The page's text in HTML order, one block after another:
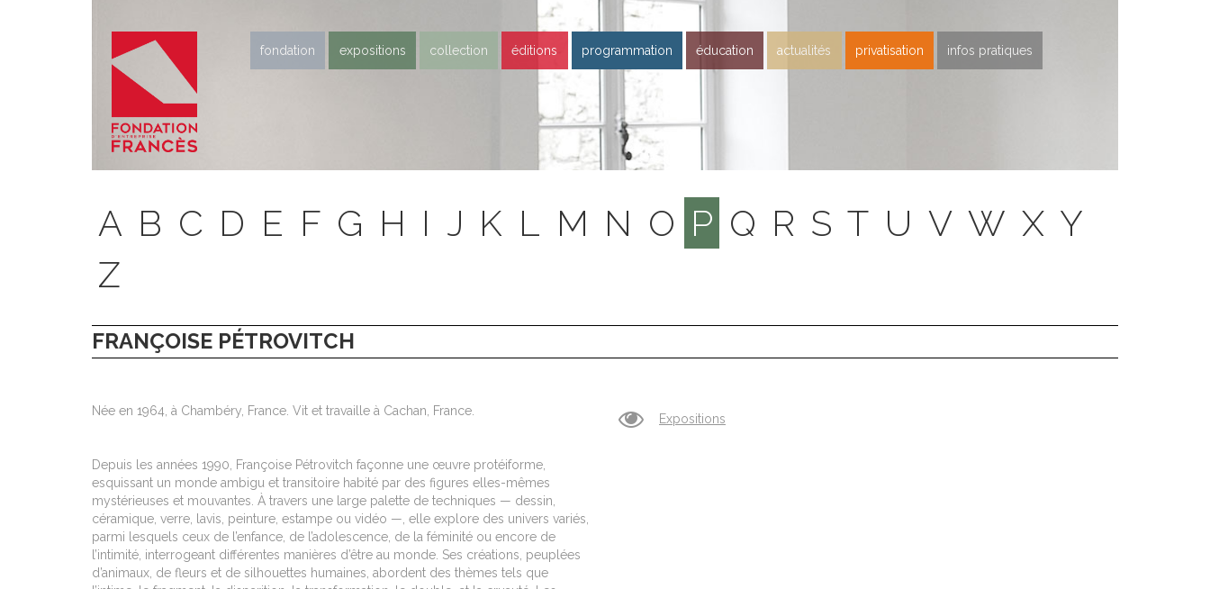
fondation expositions collection éditions programmation éducation actualités privatisation infos pratiques
A B C D E F G H I J K L M N O P Q R S T U V W X Y
Z
FRANÇOISE PÉTROVITCH
Née en 1964, à Chambéry, France. Vit et travaille à Cachan, France.
Depuis les années 1990, Françoise Pétrovitch façonne une œuvre protéiforme,
esquissant un monde ambigu et transitoire habité par des figures elles-mêmes
mystérieuses et mouvantes. À travers une large palette de techniques — dessin,
céramique, verre, lavis, peinture, estampe ou vidéo —, elle explore des univers variés,
parmi lesquels ceux de l’enfance, de l’adolescence, de la féminité ou encore de
l’intimité, interrogeant différentes manières d’être au monde. Ses créations, peuplées
d’animaux, de fleurs et de silhouettes humaines, abordent des thèmes tels que
Expositions